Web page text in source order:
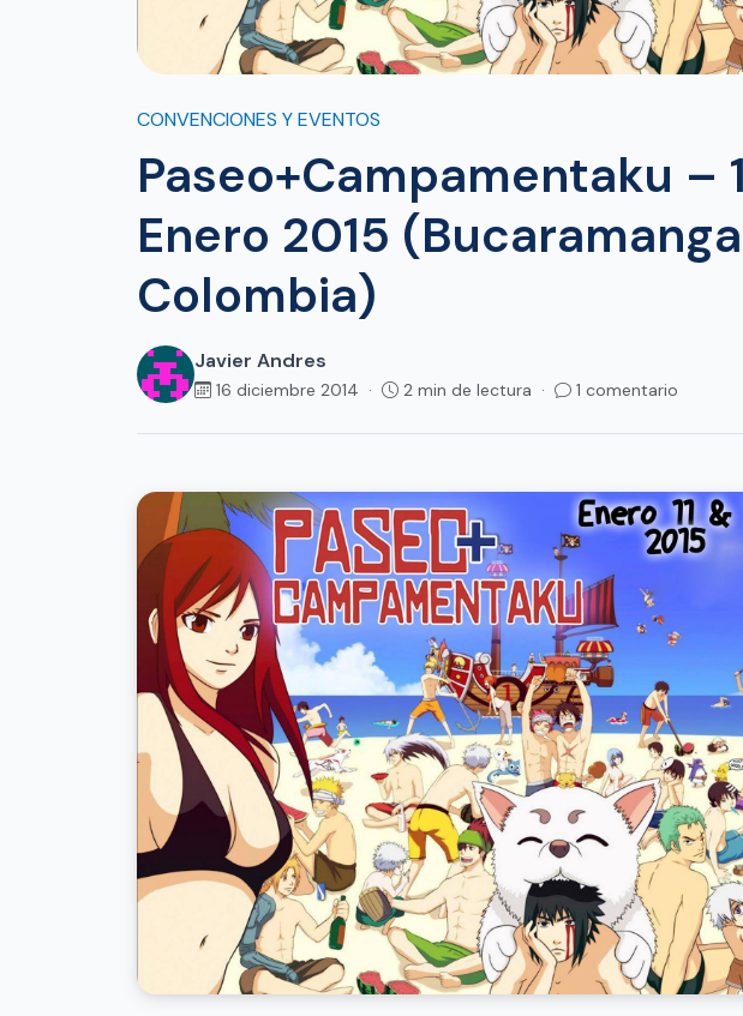
CONVENCIONES Y EVENTOS
Paseo+Campamentaku –
Enero 2015
Colombia)
Javier Andres
16 diciembre 2014 · 2 min de lectura · 1 comentario